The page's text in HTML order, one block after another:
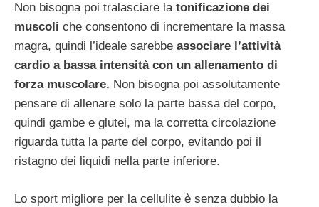
Non bisogna poi tralasciare la tonificazione dei
muscoli che consentono di incrementare la massa
magra, quindi l’ideale sarebbe associare l’attività
cardio a bassa intensità con un allenamento di
forza muscolare. Non bisogna poi assolutamente
pensare di allenare solo la parte bassa del corpo,
quindi gambe e glutei, ma la corretta circolazione
riguarda tutta la parte del corpo, evitando poi il
ristagno dei liquidi nella parte inferiore.
Lo sport migliore per la cellulite è senza dubbio la